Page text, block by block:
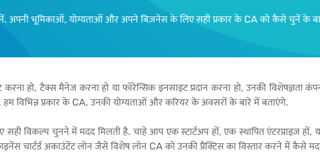
अपनी भूमिकाओं, योग्यताओं और अपने बिज़नेस के लिए सही प्रकार के CA को कैसे चुनें के
हो, टैक्स मैनेज करना हो या फॉरेन्सिक इनसाइट प्रदान करना हो, उनकी विशेषज्ञता
हम विभिन्न प्रकार के CA, उनकी योग्यताओं और करियर के अवसरों के बारे में बताएंगे.
चुनने में मदद मिलती है. चाहे आप एक स्टार्टअप हों, एक स्थापित एंटरप्राइज़ हों, या
चार्टर्ड अकाउंटेंट लोन जैसे विशेष लोन CA को उनकी प्रैक्टिस का विस्तार करने में कैसे